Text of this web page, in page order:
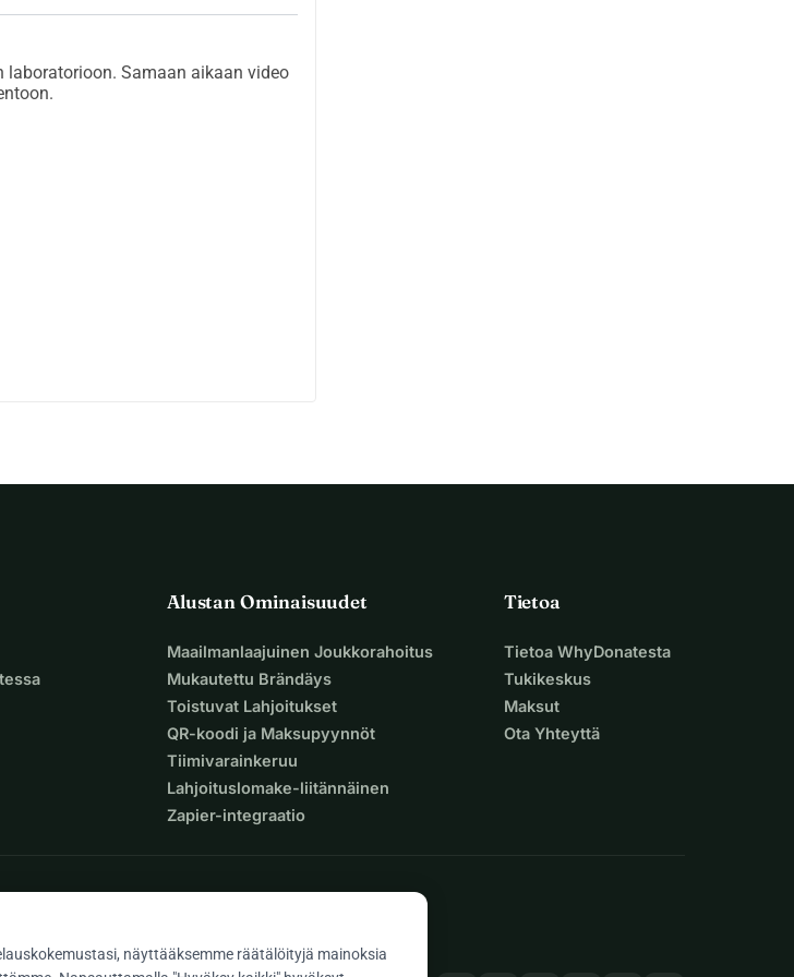
Samaan aikaan video
Alustan Ominaisuudet
Maailmanlaajuinen Joukkorahoitus
Mukautettu Brändäys
Toistuvat Lahjoitukset
QR-koodi ja Maksupyynnöt
Tiimivarainkeruu
Lahjoituslomake-liitännäinen
Zapier-integraatio
Tietoa
Tietoa WhyDonatesta
Tukikeskus
Maksut
Ota Yhteyttä
näyttääksemme räätälöityjä mainoksia